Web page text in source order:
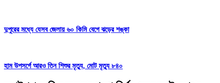
দুপুরের মধ্যে যেসব জেলায় ৬০ কিমি বেগে ঝড়ের শঙ্কা
হাম উপসর্গে আরও তিন শিশুর মৃত্যু, মোট মৃত্যু ৮৪০